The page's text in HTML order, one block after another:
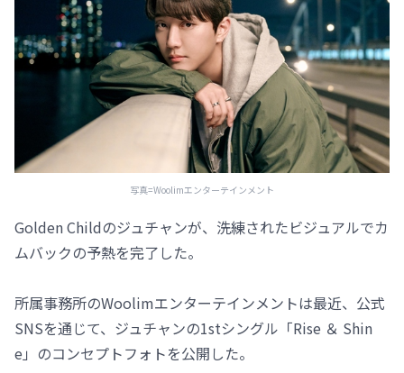
写真=Woolimエンターテインメント
Golden Childのジュチャンが、洗練されたビジュアルでカ
ムバックの予熱を完了した。
所属事務所のWoolimエンターテインメントは最近、公式
SNSを通じて、ジュチャンの1stシングル「Rise ＆ Shin
e」のコンセプトフォトを公開した。